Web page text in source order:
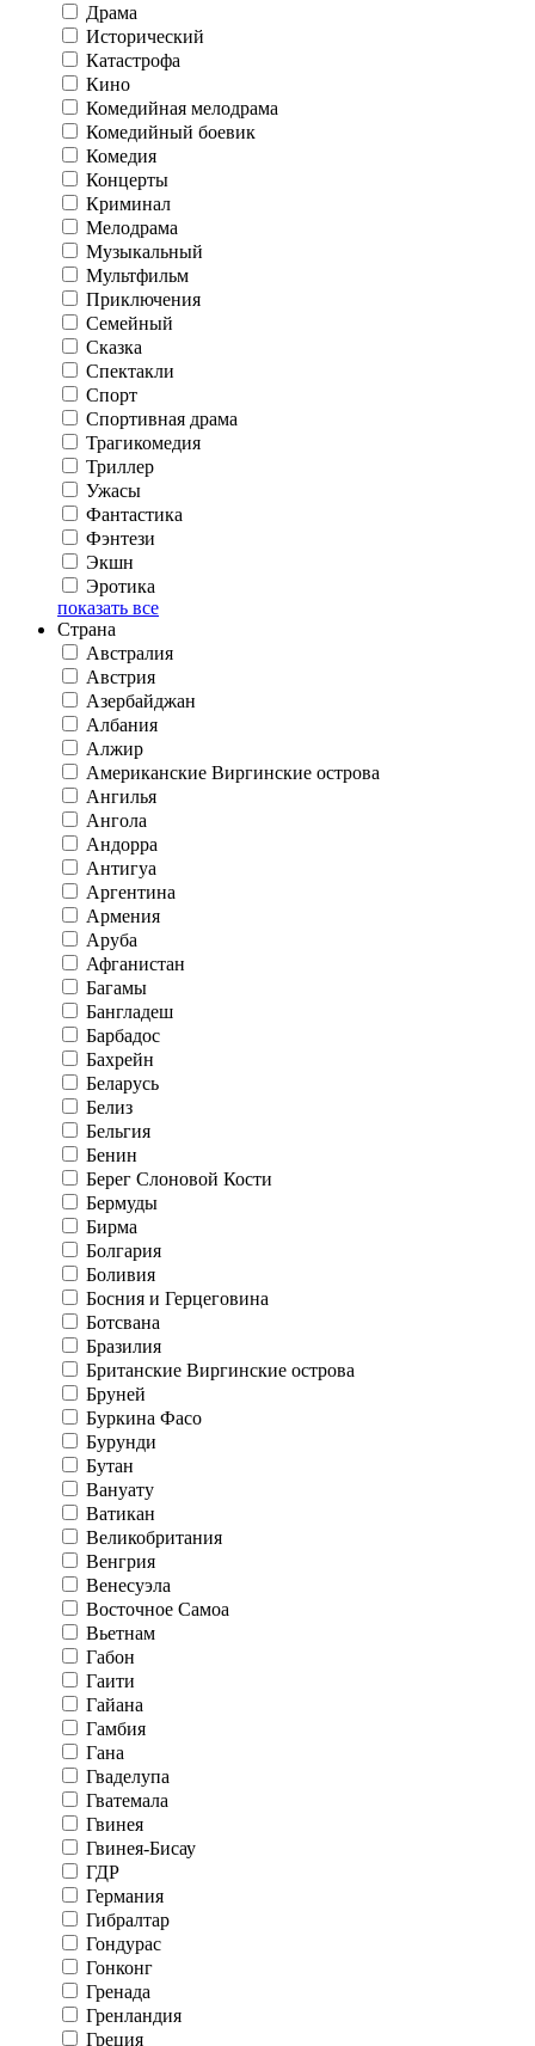
Драма
Исторический
Катастрофа
Кино
Комедийная мелодрама
Комедийный боевик
Комедия
Концерты
Криминал
Мелодрама
Музыкальный
Мультфильм
Приключения
Семейный
Сказка
Спектакли
Спорт
Спортивная драма
Трагикомедия
Триллер
Ужасы
Фантастика
Фэнтези
Экшн
Эротика
показать все
Страна
Австралия
Австрия
Азербайджан
Албания
Алжир
Американские Виргинские острова
Ангилья
Ангола
Андорра
Антигуа
Аргентина
Армения
Аруба
Афганистан
Багамы
Бангладеш
Барбадос
Бахрейн
Беларусь
Белиз
Бельгия
Бенин
Берег Слоновой Кости
Бермуды
Бирма
Болгария
Боливия
Босния и Герцеговина
Ботсвана
Бразилия
Британские Виргинские острова
Бруней
Буркина Фасо
Бурунди
Бутан
Вануату
Ватикан
Великобритания
Венгрия
Венесуэла
Восточное Самоа
Вьетнам
Габон
Гаити
Гайана
Гамбия
Гана
Гваделупа
Гватемала
Гвинея
Гвинея-Бисау
ГДР
Германия
Гибралтар
Гондурас
Гонконг
Гренада
Гренландия
Греция